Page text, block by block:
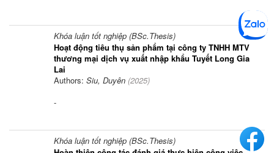
Khóa luận tốt nghiệp (BSc.Thesis)
Hoạt động tiêu thụ sản phẩm tại công ty TNHH MTV
thương mại dịch vụ xuất nhập khẩu Tuyết Long Gia
Lai
Authors: Siu, Duyên (2025)
-
Khóa luận tốt nghiệp (BSc.Thesis)